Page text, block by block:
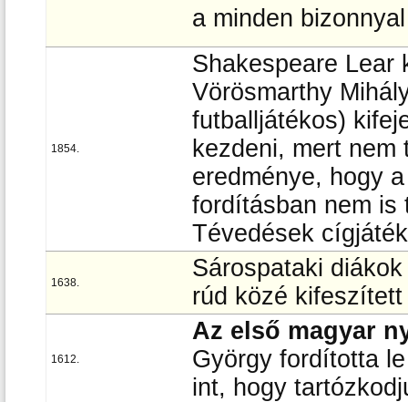
a minden
1854.
Shakespeare Lear
Vörösmarthy
futballjátékos)
kezdeni, mert
eredménye, hogy
fordításban nem is
Tévedések
1638.
Sárospataki
rúd közé
1612.
Az első magyar
György fordította
int, hogy